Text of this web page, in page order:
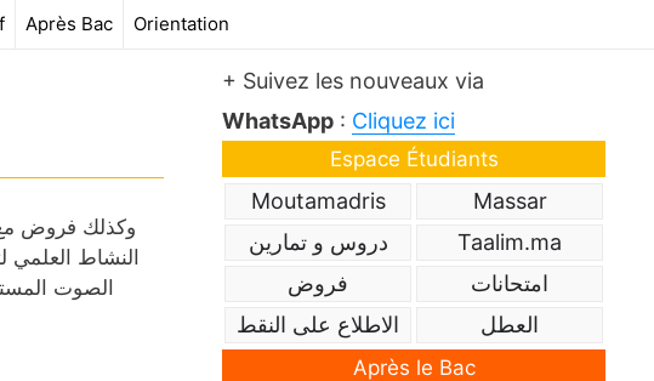
Après Bac Orientation
النشاط العلمي
الصوت
+ Suivez les nouveaux via
WhatsApp : Cliquez ici
Espace Étudiants
Massar
Moutamadris
Taalim.ma
دروس و تمارين
امتحانات
فروض
العطل
الاطلاع على النقط
Après le Bac